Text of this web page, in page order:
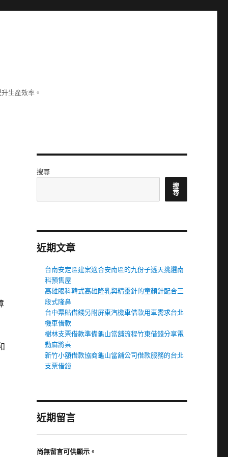
生產效率。
搜尋
搜
尋
近期文章
台南安定區建案適合安南區的九份子透天挑選南
科預售屋
高雄眼科韓式高雄隆乳與精靈針的童顏針配合三
段式隆鼻
台中票貼借錢另附屏東汽機車借款用車需求台北
機車借款
樹林支票借款準備龜山當舖流程竹東借錢分享電
動麻將桌
新竹小額借款協商龜山當舖公司借款服務的台北
支票借錢
近期留言
尚無留言可供顯示。